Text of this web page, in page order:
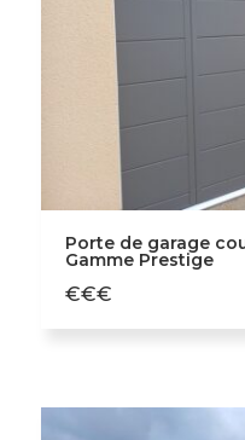
Porte de garage
Gamme Prestige
€€€